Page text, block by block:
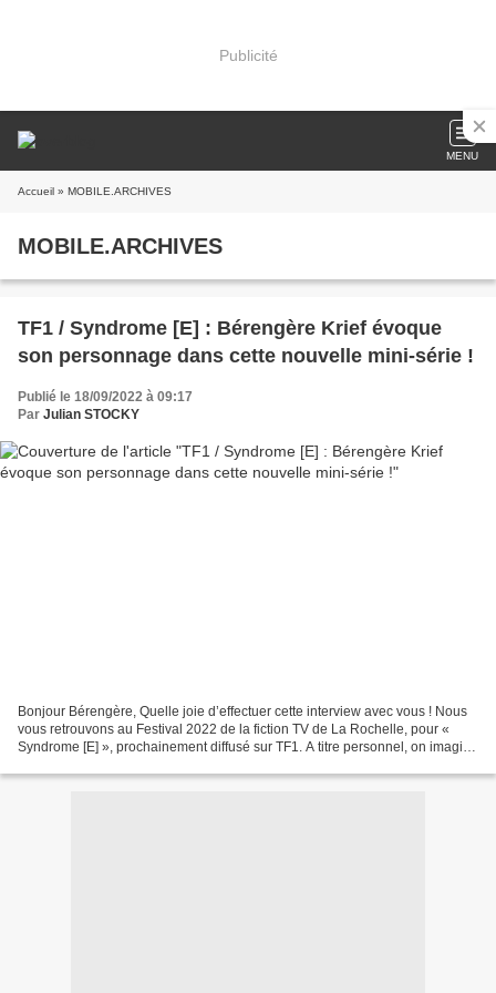
Publicité
MENU
Accueil » MOBILE.ARCHIVES
MOBILE.ARCHIVES
TF1 / Syndrome [E] : Bérengère Krief évoque
son personnage dans cette nouvelle mini-série !
Publié le 18/09/2022 à 09:17
Par Julian STOCKY
Bonjour Bérengère, Quelle joie d’effectuer cette interview avec vous ! Nous
vous retrouvons au Festival 2022 de la fiction TV de La Rochelle, pour «
Syndrome [E] », prochainement diffusé sur TF1. A titre personnel, on imagine